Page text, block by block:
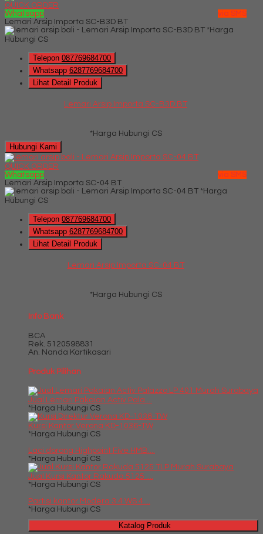
QUICK ORDER
Whatsapp
via SMS
Lemari Arsip Importa SC-B3D BT
*Harga
Hubungi CS
Telepon 087769684700
Whatsapp 6287769684700
Lihat Detail Produk
Lemari Arsip Importa SC-B3D BT
*Harga Hubungi CS
Hubungi Kami
QUICK ORDER
Whatsapp
via SMS
Lemari Arsip Importa SC-04 BT
*Harga
Hubungi CS
Telepon 087769684700
Whatsapp 6287769684700
Lihat Detail Produk
Lemari Arsip Importa SC-04 BT
*Harga Hubungi CS
Info Bank
BCA
Rek. 5120598831
An. Nanda Kartikasari
Produk Pilihan
Jual Lemari Pakaian Activ Pala....
*Harga Hubungi CS
Kursi Kantor Verona KD-1036-TW
*Harga Hubungi CS
Laci dorong Highpoint Five HMB....
*Harga Hubungi CS
Jual Kursi Kantor Rakuda 5125 ....
*Harga Hubungi CS
Partisi kantor Modera 3.4 WS 4....
*Harga Hubungi CS
Katalog Produk